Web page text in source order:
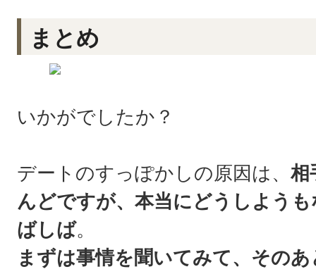
まとめ
いかがでしたか？
デートのすっぽかしの原因は、 相
んどですが、本当にどうしよう
ばしば。
まずは事情を聞いてみて、その